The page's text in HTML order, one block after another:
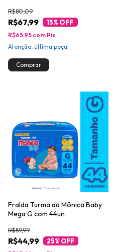
R$67,99
R$80,09
15% OFF
R$65,95 com Pix
Atenção, última peça!
Fralda Turma da Mônica Baby
Mega G com 44un
R$44,99
R$59,99
25% OFF